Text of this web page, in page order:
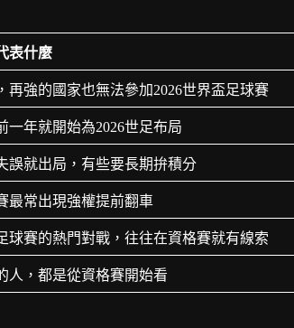
表什麼
再強的國家也無法參加2026世界盃足球賽
一年就開始為2026世足布局
誤就出局，有些要長期拚積分
最常出現強權提前翻車
球賽的熱門對戰，往往在資格賽就有線索
人，都是從資格賽開始看